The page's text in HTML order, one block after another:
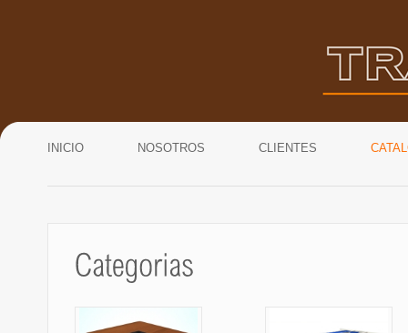
INICIO NOSOTROS CLIENTES